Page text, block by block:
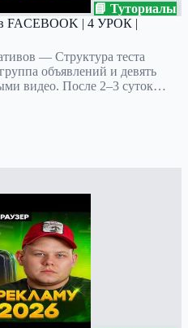
📘 Туториалы
FACEBOOK | 4 УРОК |
— Структура теста
объявлений и девять
видео. После 2–3 суток…